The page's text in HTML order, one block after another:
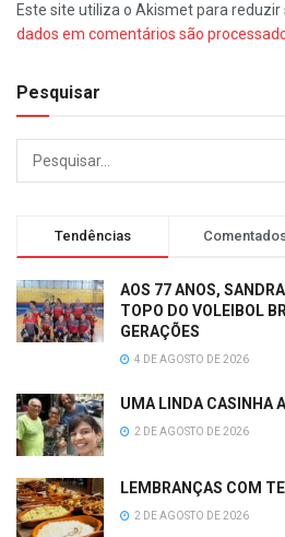
Este site utiliza o Akismet para reduzir
dados em comentários são
Pesquisar
Tendências
AOS 77 ANOS,
TOPO DO VOLEIBOL
GERAÇÕES
4 DE AGOSTO DE 2026
UMA LINDA CASINHA
2 DE AGOSTO DE 2026
LEMBRANÇAS COM
2 DE AGOSTO DE 2026